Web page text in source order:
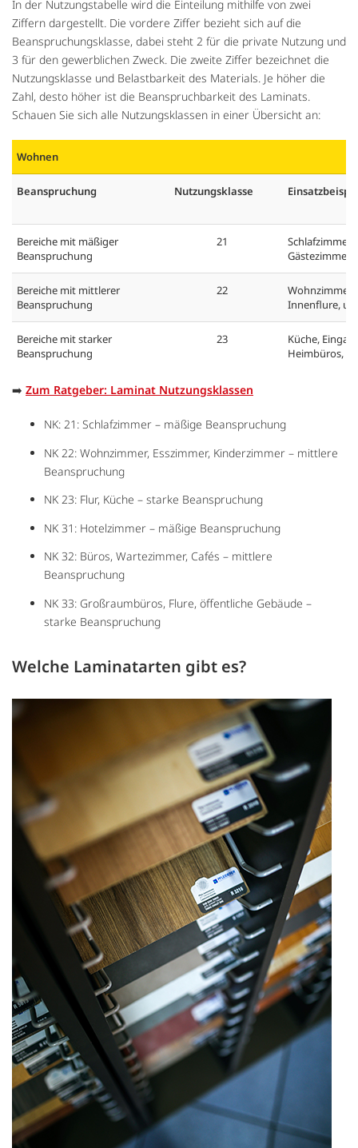
In der Nutzungstabelle wird die Einteilung mithilfe von zwei
Ziffern dargestellt. Die vordere Ziffer bezieht sich auf die
Beanspruchungsklasse, dabei steht 2 für die private Nutzung und
3 für den gewerblichen Zweck. Die zweite Ziffer bezeichnet die
Nutzungsklasse und Belastbarkeit des Materials. Je höher die
Zahl, desto höher ist die Beanspruchbarkeit des Laminats.
Schauen Sie sich alle Nutzungsklassen in einer Übersicht an:
Wohnen
Beanspruchung Nutzungsklasse
Bereiche mit mäßiger
Beanspruchung
21
Schlafzimmer,
Gästezimmer,
Bereiche mit mittlerer
Beanspruchung
22
Wohnzimmer,
Innenflure,
Bereiche mit starker
Beanspruchung
23
Küche,
Heimbüros,
➡️ Zum Ratgeber: Laminat Nutzungsklassen
NK: 21: Schlafzimmer – mäßige Beanspruchung
NK 22: Wohnzimmer, Esszimmer, Kinderzimmer – mittlere
Beanspruchung
NK 23: Flur, Küche – starke Beanspruchung
NK 31: Hotelzimmer – mäßige Beanspruchung
NK 32: Büros, Wartezimmer, Cafés – mittlere
Beanspruchung
NK 33: Großraumbüros, Flure, öffentliche Gebäude –
starke Beanspruchung
Welche Laminatarten gibt es?